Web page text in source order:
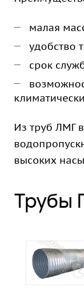
малая
удобство
срок
Из труб ЛМГ
высоких
Трубы